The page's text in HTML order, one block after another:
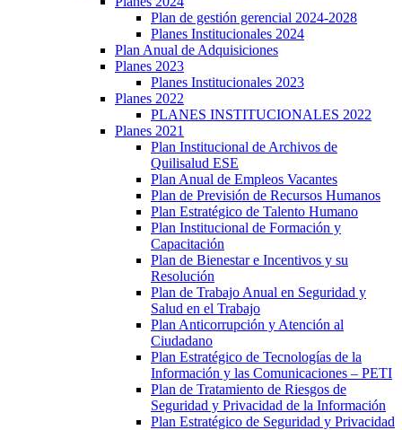
Plan de gestión gerencial 2024-2028
Planes Institucionales 2024
Plan Anual de Adquisiciones
Planes 2023
Planes Institucionales 2023
Planes 2022
PLANES INSTITUCIONALES 2022
Planes 2021
Plan Institucional de Archivos de
Quilisalud ESE
Plan Anual de Empleos Vacantes
Plan de Previsión de Recursos Humanos
Plan Estratégico de Talento Humano
Plan Institucional de Formación y
Capacitación
Plan de Bienestar e Incentivos y su
Resolución
Plan de Trabajo Anual en Seguridad y
Salud en el Trabajo
Plan Anticorrupción y Atención al
Ciudadano
Plan Estratégico de Tecnologías de la
Información y las Comunicaciones – PETI
Plan de Tratamiento de Riesgos de
Seguridad y Privacidad de la Información
Plan Estratégico de Seguridad y Privacidad